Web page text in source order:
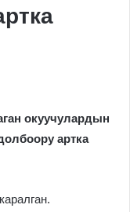
окуучулардын
артка